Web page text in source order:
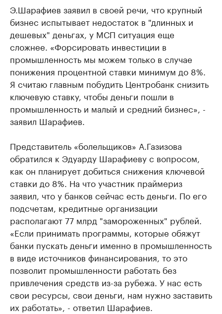
Э.Шарафиев заявил в своей речи, что крупный
бизнес испытывает недостаток в "длинных и
дешевых" деньгах, у МСП ситуация еще
сложнее. «Форсировать инвестиции в
промышленность мы можем только в случае
понижения процентной ставки минимум до 8%.
Я считаю главным побудить Центробанк снизить
ключевую ставку, чтобы деньги пошли в
промышленность и малый и средний бизнес», -
заявил Шарафиев.
Представитель «болельщиков» А.Газизова
обратился к Эдуарду Шарафиеву с вопросом,
как он планирует добиться снижения ключевой
ставки до 8%. На что участник праймериз
заявил, что у банков сейчас есть деньги. По его
подсчетам, кредитные организации
располагают 77 млрд "замороженных" рублей.
«Если принимать программы, которые обяжут
банки пускать деньги именно в промышленность
в виде источников финансирования, то это
позволит промышленности работать без
привлечения средств из-за рубежа. У нас есть
свои ресурсы, свои деньги, нам нужно заставить
их работать», - ответил Шарафиев.